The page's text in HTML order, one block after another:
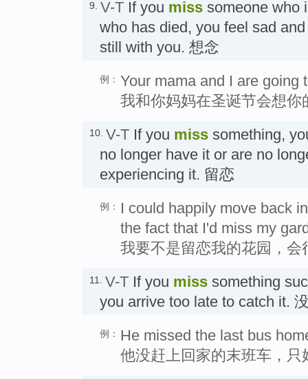
9. V-T If you miss someone who
who has died, you feel sad
still with you. 想念
例： Your mama and I are going
我和你妈妈在圣诞节会想你
10. V-T If you miss something,
no longer have it or are no
experiencing it. 留恋
例：
I could happily move back
the fact that I'd miss my
我要不是留恋我的花园，
11. V-T If you miss something
you arrive too late to catch it.
例： He missed the last bus
他没赶上回家的末班车，